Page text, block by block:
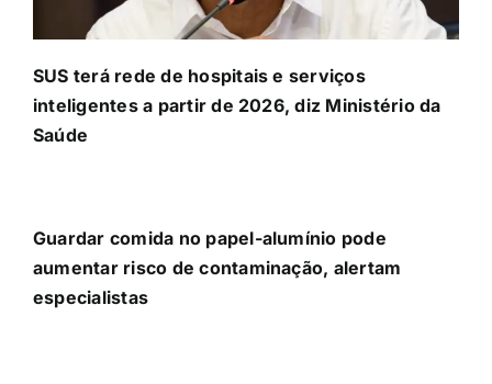
SUS terá rede de hospitais e serviços
inteligentes a partir de 2026, diz Ministério da
Saúde
Guardar comida no papel-alumínio pode
aumentar risco de contaminação, alertam
especialistas